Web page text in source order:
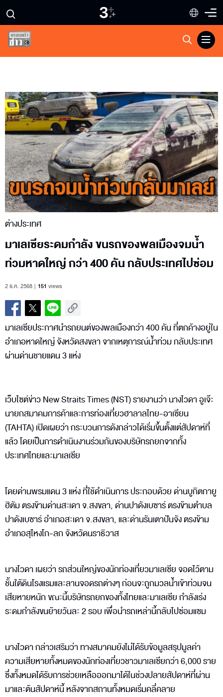
ต่างประเทศ
มาเลเซียระดมกำลัง ขนรถของพลเมืองจมน้ำ
ท่วมหาดใหญ่ กว่า 400 คัน กลับประเทศไปซ่อม
2 ธ.ค. 2568 151 views
มาเลเซียประกาศนำรถยนต์ของพลเมืองกว่า 400 คัน ที่ตกค้างอยู่ใน
อำเภอหาดใหญ่ จังหวัดสงขลา จากเหตุการณ์น้ำท่วม กลับประเทศ
ผ่านด่านชายแดน 3 แห่ง
เว็บไซต์ข่าว New Straits Times (NST) รายงานว่า นางไวดา อูเจ๊ะ
นายกสมาคมการค้าและการท่องเที่ยวฮาลาลไทย-อาเซียน
(TAHTA) เปิดเผยว่า กระบวนการดังกล่าวได้เริ่มขึ้นตั้งแต่สัปดาห์ที่
แล้ว โดยเป็นการดำเนินงานร่วมกันของบริษัทรถยกจากทั้ง
ประเทศไทยและมาเลเซีย
โดยด่านพรมแดน 3 แห่ง ที่ใช้ดำเนินการ ประกอบด้วย ด่านบูกิตกายู
ฮิตัม ตรงข้ามด่านสะเดา จ.สงขลา, ด่านปาดังเบซาร์ ตรงข้ามตำบล
ปาดังเบซาร์ อำเภอสะเดา จ.สงขลา, และด่านรันเตาปันจัง ตรงข้าม
อำเภอสุไหงโก-ลก จังหวัดนราธิวาส
นางไวดา เผยว่า รถส่วนใหญ่ของนักท่องเที่ยวมาเลเซีย จอดไว้ตาม
ชั้นใต้ดินโรงแรมและลานจอดรถต่างๆ ก่อนจะถูกมวลน้ำเข้าท่วมจน
เสียหายหนัก ขณะนี้บริษัทรถยกของทั้งไทยและมาเลเซีย กำลังเร่ง
ระดมกำลังขนย้ายวันละ 2 รอบ เพื่อนำรถเหล่านี้กลับไปซ่อมแซม
นางไวดา กล่าวเสริมว่า ทางสมาคมยังไม่ได้รับข้อมูลสรุปมูลค่า
ความเสียหายทั้งหมดของนักท่องเที่ยวชาวมาเลเซียกว่า 6,000 ราย
ซึ่งทั้งหมดได้รับการช่วยเหลือออกมาได้ในช่วงปลายสัปดาห์ที่ผ่าน
มาและต้นสัปดาห์นี้ หลังจากสถานทั้งหมดเริ่มคลี่คลาย